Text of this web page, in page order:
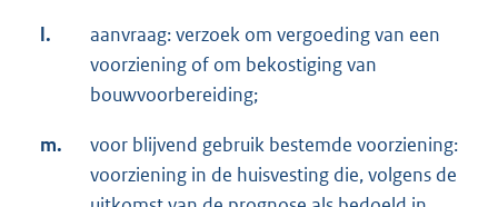
l.
aanvraag: verzoek om vergoeding van een
voorziening of om bekostiging van
bouwvoorbereiding;
m.
voor blijvend gebruik bestemde voorziening:
voorziening in de huisvesting die, volgens de